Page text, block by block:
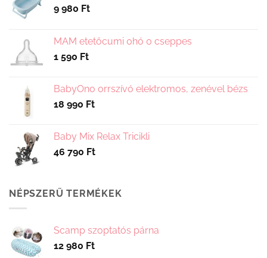
9 980 Ft
MAM etetőcumi 0hó 0 cseppes
1 590 Ft
BabyOno orrszívó elektromos, zenével bézs
18 990 Ft
Baby Mix Relax Tricikli
46 790 Ft
NÉPSZERŰ TERMÉKEK
Scamp szoptatós párna
12 980 Ft